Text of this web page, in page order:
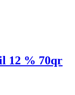
12 % 70qr